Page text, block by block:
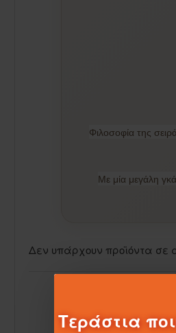
Τεράστια
Φιλοσοφία της
Με μία μεγάλη
Δεν υπάρχουν προϊόντα σε